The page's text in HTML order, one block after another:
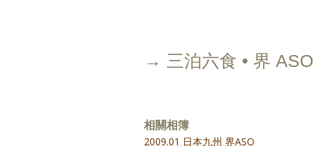
→ 三泊六食 • 界
相關相簿
2009.01 日本九州 界ASO